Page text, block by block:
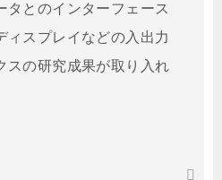
タとのインターフェース
ィスプレイなどの入出力
スの研究成果が取り入れ